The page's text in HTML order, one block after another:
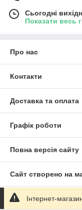
Сьогодні
Показати весь
Про нас
Контакти
Доставка та оплата
Графік роботи
Повна версія сайту
Сайт створено на
ПолітикаІнтернет-